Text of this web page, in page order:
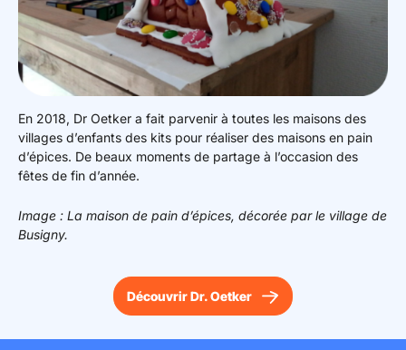
En 2018, Dr Oetker a fait parvenir à toutes les maisons des
villages d’enfants des kits pour réaliser des maisons en pain
d’épices. De beaux moments de partage à l’occasion des
fêtes de fin d’année.
Image : La maison de pain d’épices, décorée par le village de
Busigny.
Découvrir Dr. Oetker